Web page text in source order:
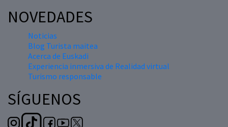
NOVEDADES
Noticias
Blog Turista maitea
Acerca de Euskadi
Experiencia inmersiva de Realidad virtual
Turismo responsable
SÍGUENOS